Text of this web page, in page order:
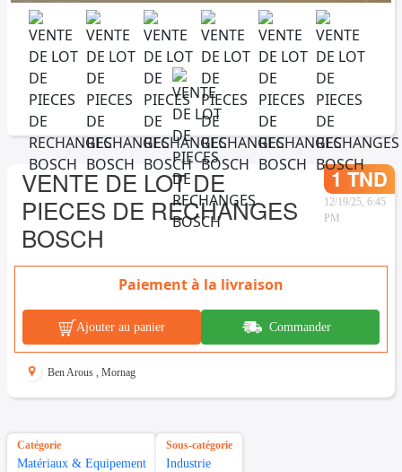
VENTE DE LOT DE
PIECES DE RECHANGES
BOSCH
1 TND
12/19/25, 6:45
PM
Paiement à la livraison
Ajouter au panier Commander
Ben Arous , Mornag
Catégorie
Matériaux & Equipement
Sous-catégorie
Industrie